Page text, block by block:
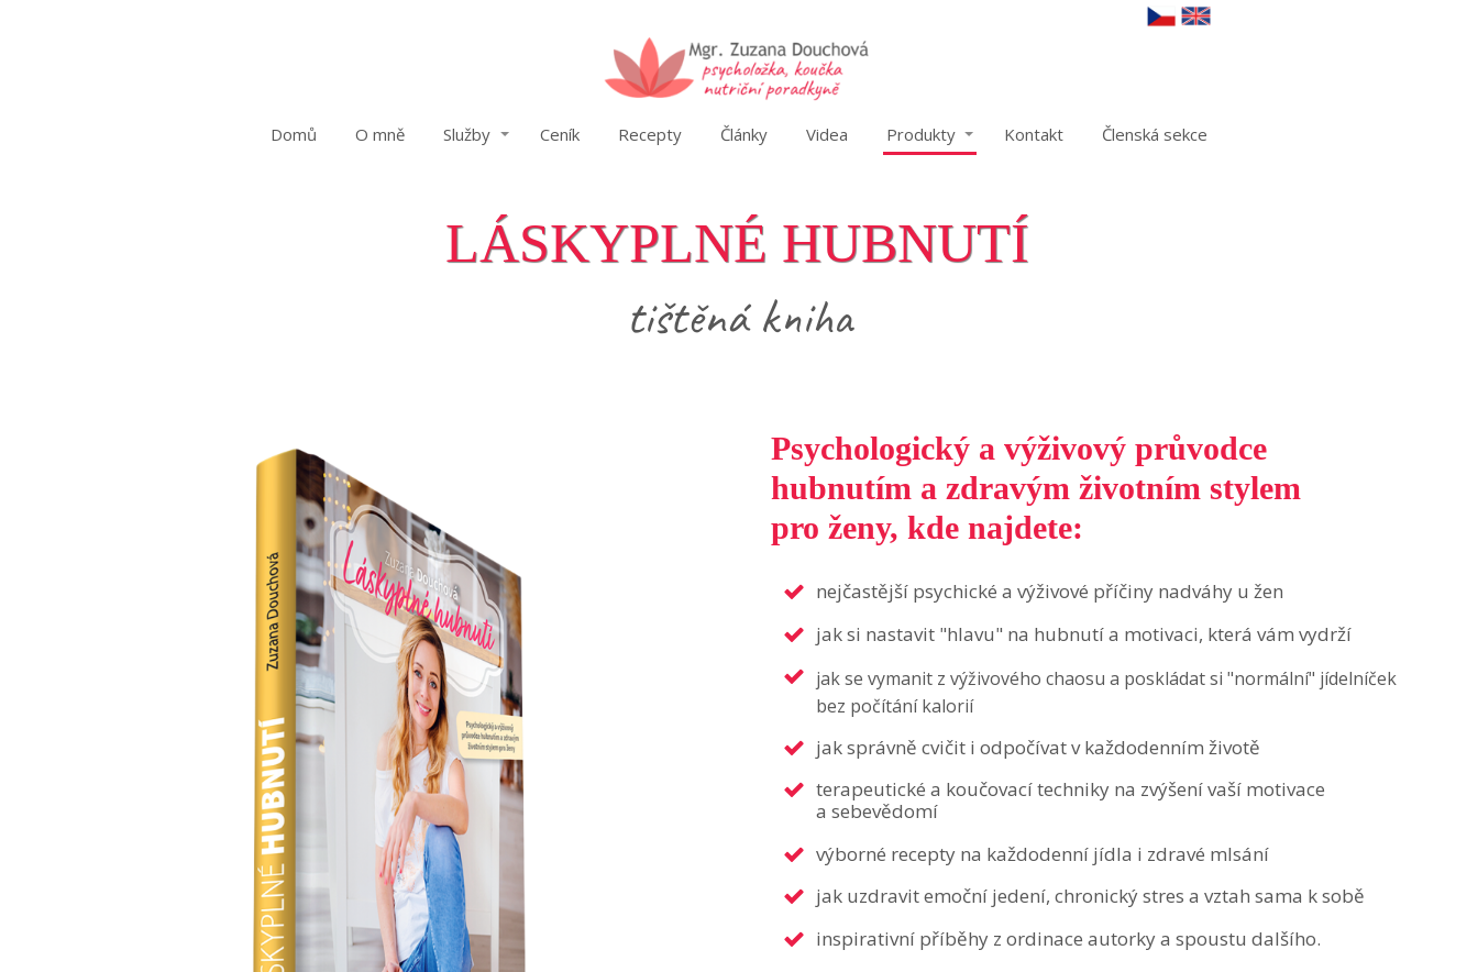
Domů O mně Služby Ceník Recepty Články Videa Produkty Kontakt Členská sekce
LÁSKYPLNÉ HUBNUTÍ
tištěná kniha
Psychologický a výživový průvodce
hubnutím a zdravým životním stylem
pro ženy, kde najdete:
nejčastější psychické a výživové příčiny nadváhy u žen
jak si nastavit "hlavu" na hubnutí a motivaci, která vám vydrží
jak se vymanit z výživového chaosu a poskládat si "normální" jídelníček
bez počítání kalorií
jak správně cvičit i odpočívat v každodenním životě
terapeutické a koučovací techniky na zvýšení vaší motivace
a sebevědomí
výborné recepty na každodenní jídla i zdravé mlsání
jak uzdravit emoční jedení, chronický stres a vztah sama k sobě
inspirativní příběhy z ordinace autorky a spoustu dalšího.